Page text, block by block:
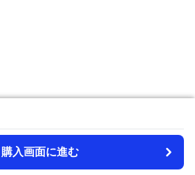
購入画面に進む
購入画面に進む